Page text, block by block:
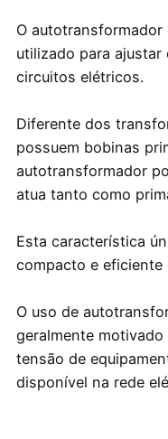
O
utilizado para
circuitos elétricos.
Diferente dos
possuem bobinas
autotransformador
atua tanto como
Esta característica
compacto e eficiente
O uso de
geralmente
tensão de
disponível na rede